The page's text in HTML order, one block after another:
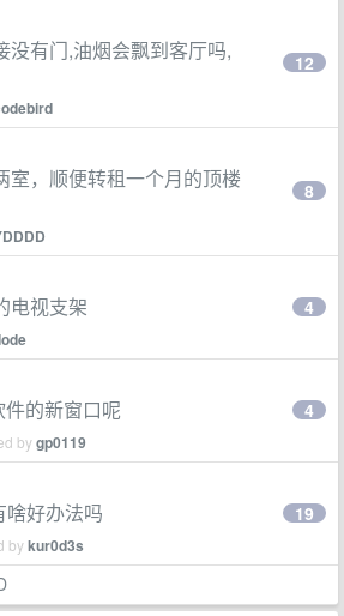
没有门,油烟会飘到客厅吗,
12
室，顺便转租一个月的顶楼
8
电视支架 4
的新窗口呢
bygp0119
4
好办法吗
bykur0d3s
19